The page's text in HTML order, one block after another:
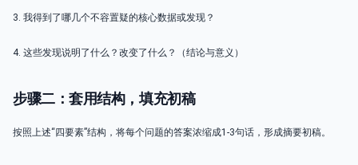
3. 我得到了哪几个不容置疑的核心数据或发现？
4. 这些发现说明了什么？改变了什么？（结论与意义）
步骤二：套用结构，填充初稿
按照上述“四要素”结构，将每个问题的答案浓缩成1-3句话，形成摘要初稿。